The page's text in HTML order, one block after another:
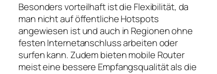
Besonders vorteilhaft ist die Flexibilität, da
man nicht auf öffentliche Hotspots
angewiesen ist und auch in Regionen ohne
festen Internetanschluss arbeiten oder
surfen kann. Zudem bieten mobile Router
meist eine bessere Empfangsqualität als die